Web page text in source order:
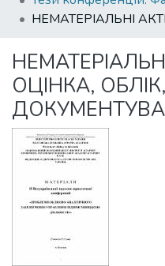
Statistics
ОЦІНКА, ОБЛІК,